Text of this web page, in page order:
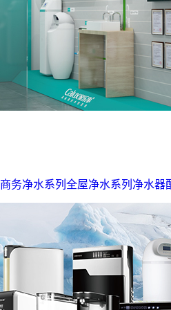
商务净水系列 全屋净水系列 净水器